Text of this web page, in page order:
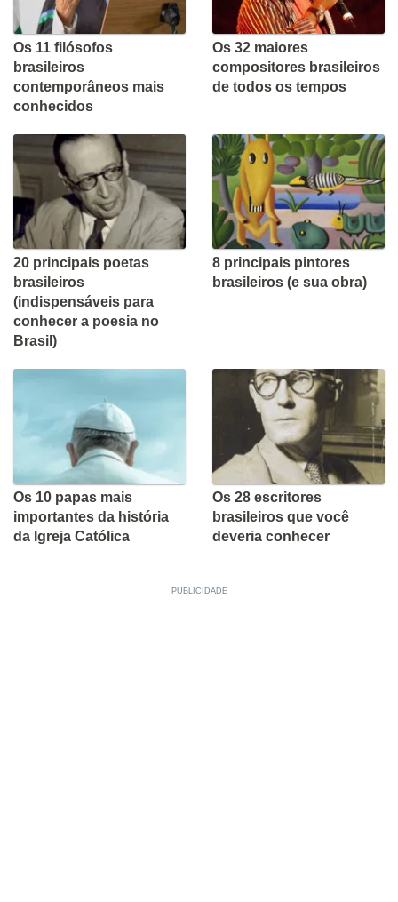
Os 11 filósofos
brasileiros
contemporâneos mais
conhecidos
Os 32 maiores
compositores brasileiros
de todos os tempos
20 principais poetas
brasileiros
(indispensáveis para
conhecer a poesia no
Brasil)
8 principais pintores
brasileiros (e sua obra)
Os 10 papas mais
importantes da história
da Igreja Católica
Os 28 escritores
brasileiros que você
deveria conhecer